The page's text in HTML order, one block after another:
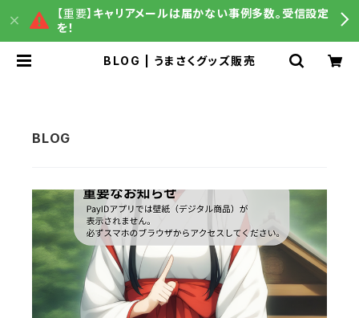
【重要】 キャリアメールは届かない事例多数。受信設定
を！
BLOG | うまさくグッズ販売